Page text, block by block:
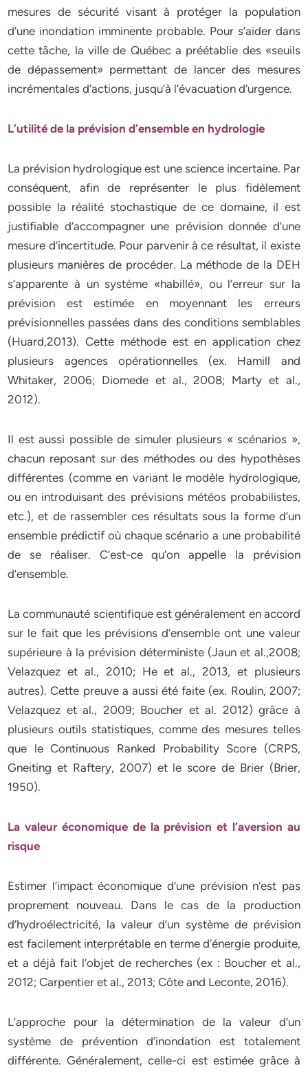
mesures de sécurité visant à protéger la population
d’une inondation imminente probable. Pour s’aider dans
cette tâche, la ville de Québec a préétablie des «seuils
de dépassement» permettant de lancer des mesures
incrémentales d’actions, jusqu’à l’évacuation d’urgence.
L’utilité de la prévision d’ensemble en hydrologie
La prévision hydrologique est une science incertaine. Par
conséquent, afin de représenter le plus fidèlement
possible la réalité stochastique de ce domaine, il est
justifiable d’accompagner une prévision donnée d’une
mesure d’incertitude. Pour parvenir à ce résultat, il existe
plusieurs manières de procéder. La méthode de la DEH
s’apparente à un système «habillé», ou l’erreur sur la
prévision est estimée en moyennant les erreurs
prévisionnelles passées dans des conditions semblables
(Huard,2013). Cette méthode est en application chez
plusieurs agences opérationnelles (ex. Hamill and
Whitaker, 2006; Diomede et al., 2008; Marty et al.,
2012).
Il est aussi possible de simuler plusieurs « scénarios »,
chacun reposant sur des méthodes ou des hypothèses
différentes (comme en variant le modèle hydrologique,
ou en introduisant des prévisions météos probabilistes,
etc.), et de rassembler ces résultats sous la forme d’un
ensemble prédictif où chaque scénario a une probabilité
de se réaliser. C’est-ce qu’on appelle la prévision
d’ensemble.
La communauté scientifique est généralement en accord
sur le fait que les prévisions d’ensemble ont une valeur
supérieure à la prévision déterministe (Jaun et al.,2008;
Velazquez et al., 2010; He et al., 2013, et plusieurs
autres). Cette preuve a aussi été faite (ex. Roulin, 2007;
Velazquez et al., 2009; Boucher et al. 2012) grâce à
plusieurs outils statistiques, comme des mesures telles
que le Continuous Ranked Probability Score (CRPS,
Gneiting et Raftery, 2007) et le score de Brier (Brier,
1950).
La valeur économique de la prévision et l’aversion au
risque
Estimer l’impact économique d’une prévision n’est pas
proprement nouveau. Dans le cas de la production
d’hydroélectricité, la valeur d’un système de prévision
est facilement interprétable en terme d’énergie produite,
et a déjà fait l’objet de recherches (ex : Boucher et al.,
2012; Carpentier et al., 2013; Côte and Leconte, 2016).
L’approche pour la détermination de la valeur d’un
système de prévention d’inondation est totalement
différente. Généralement, celle-ci est estimée grâce à